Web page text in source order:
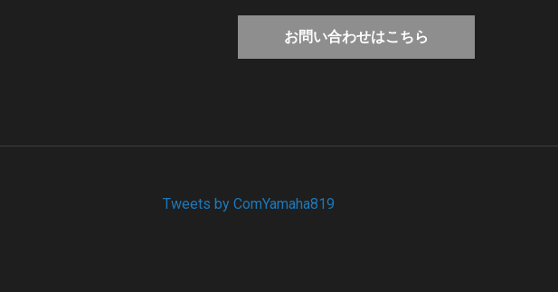
お問い合わせはこちら
Tweets by ComYamaha819